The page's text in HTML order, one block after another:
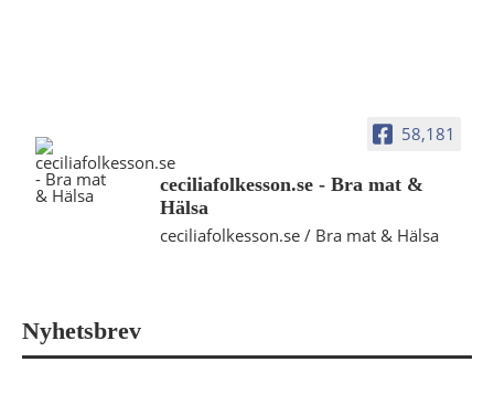
58,181
ceciliafolkesson.se - Bra mat &
Hälsa
ceciliafolkesson.se / Bra mat & Hälsa
Nyhetsbrev